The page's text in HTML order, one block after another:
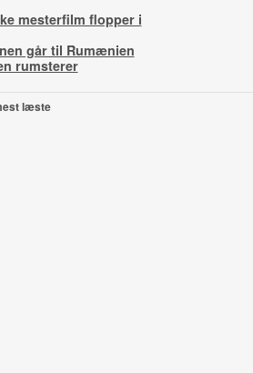
mesterfilm flopper i
går til Rumænien
rumsterer
læste